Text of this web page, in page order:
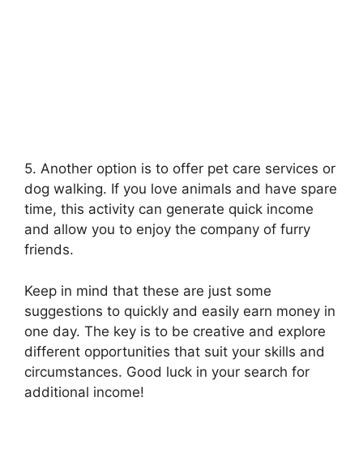
5. Another option is to offer pet care services or
dog walking. If you love animals and have spare
time, this activity can generate quick income
and allow you to enjoy the company of furry
friends.
Keep in mind that these are just some
suggestions to quickly and easily earn money in
one day. The key is to be creative and explore
different opportunities that suit your skills and
circumstances. Good luck in your search for
additional income!